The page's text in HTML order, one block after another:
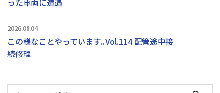
った車両に遭遇
2026.08.04
この様なことやっています｡Vol.114 配管途中接
続修理